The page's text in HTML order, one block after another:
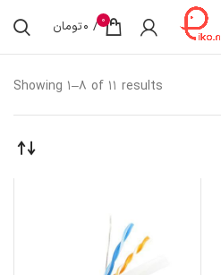
0
/
0تومان
Showing 1–8 of 11 results